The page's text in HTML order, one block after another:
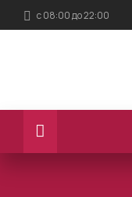
с 08:00 до 22:00